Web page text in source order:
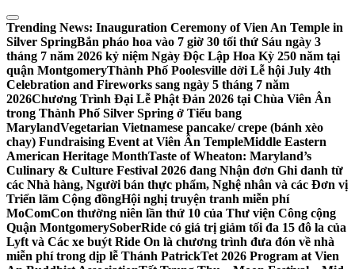
Skip
to
content
Trending News: Inauguration Ceremony of Vien An Temple in
Silver SpringBắn pháo hoa vào 7 giờ 30 tối thứ Sáu ngày 3
tháng 7 năm 2026 kỷ niệm Ngày Độc Lập Hoa Kỳ 250 năm tại
quận MontgomeryThành Phố Poolesville dời Lễ hội July 4th
Celebration and Fireworks sang ngày 5 tháng 7 năm
2026Chương Trình Đại Lễ Phật Đản 2026 tại Chùa Viên Ân
trong Thành Phố Silver Spring ở Tiểu bang
MarylandVegetarian Vietnamese pancake/ crepe (bánh xèo
chay) Fundraising Event at Viên Ân TempleMiddle Eastern
American Heritage MonthTaste of Wheaton: Maryland’s
Culinary & Culture Festival 2026 đang Nhận đơn Ghi danh từ
các Nhà hàng, Người bán thực phẩm, Nghệ nhân và các Đơn vị
Triển lãm Cộng đồngHội nghị truyện tranh miễn phí
MoComCon thường niên lần thứ 10 của Thư viện Công cộng
Quận MontgomerySoberRide có giá trị giảm tối đa 15 đô la của
Lyft và Các xe buýt Ride On là chương trình đưa đón về nhà
miễn phí trong dịp lễ Thánh PatrickTet 2026 Program at Vien